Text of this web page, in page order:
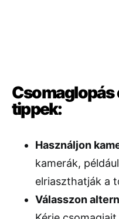
Csomaglopás
tippek:
Használjon
kamerák,
elriaszthatják a
Válasszon